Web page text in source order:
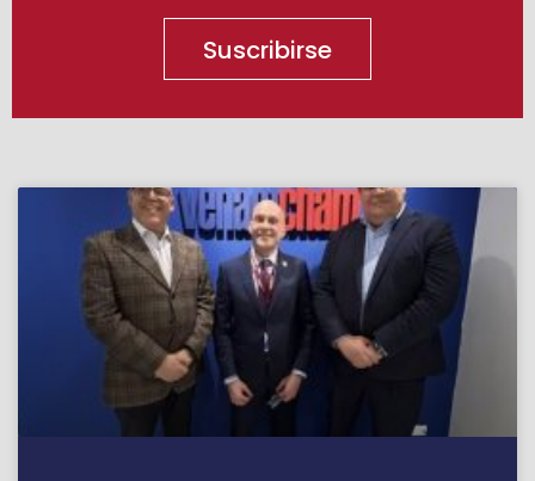
Suscribirse